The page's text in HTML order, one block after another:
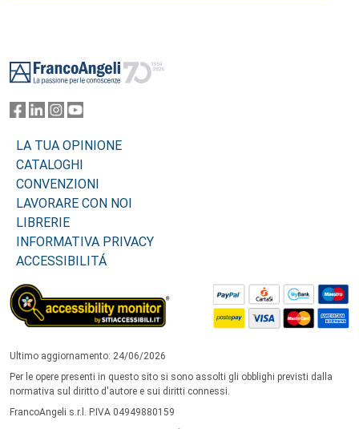
LA TUA OPINIONE
CATALOGHI
CONVENZIONI
LAVORARE CON NOI
LIBRERIE
INFORMATIVA PRIVACY
ACCESSIBILITÁ
Ultimo aggiornamento: 24/06/2026
Per le opere presenti in questo sito si sono assolti gli obblighi previsti dalla
normativa sul diritto d'autore e sui diritti connessi.
FrancoAngeli s.r.l. P.IVA 04949880159